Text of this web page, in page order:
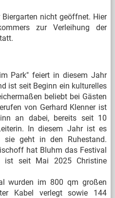
nicht geöffnet. Hier
zur Verleihung der
Park" feiert in diesem Jahr
ist seit Beginn ein kulturelles
beliebt bei Gästen
von Gerhard Klenner ist
an dabei, bereits seit 10
In diesem Jahr ist es
geht in den Ruhestand.
hat Bluhm das Festival
ist seit Mai 2025 Christine
wurden im 800 qm großen
Kabel verlegt sowie 144